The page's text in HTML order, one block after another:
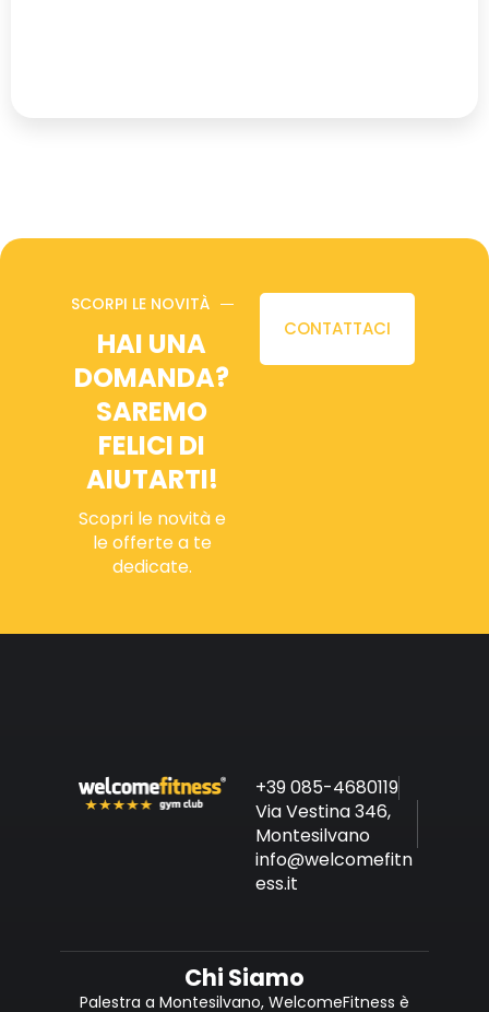
SCORPI LE NOVITÀ
HAI UNA
DOMANDA?
SAREMO
FELICI DI
AIUTARTI!
Scopri le novità e
le offerte a te
dedicate.
CONTATTACI
+39 085-4680119
Via Vestina 346,
Montesilvano
info@welcomefitn
ess.it
Chi Siamo
Palestra a Montesilvano, WelcomeFitness è